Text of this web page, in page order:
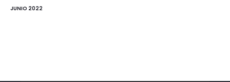
JUNIO 2022